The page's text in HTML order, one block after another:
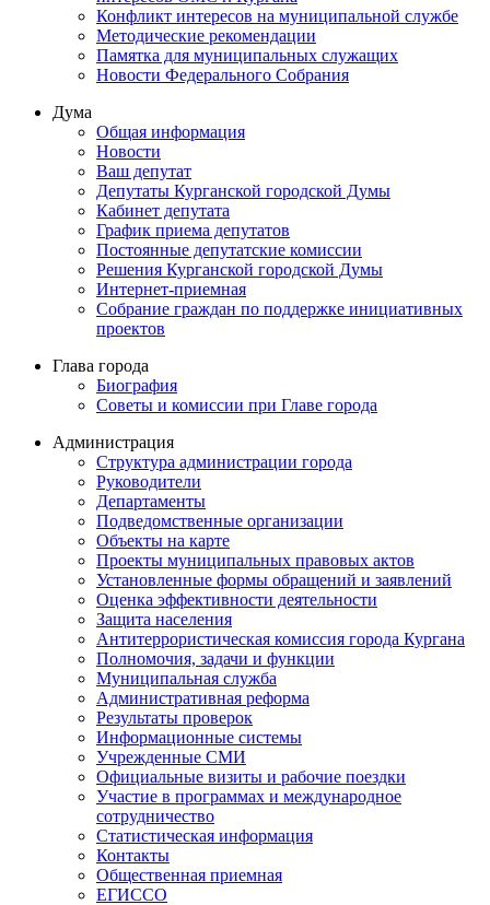
Конфликт интересов на муниципальной службе
Методические рекомендации
Памятка для муниципальных служащих
Новости Федерального Cобрания
Дума
Общая информация
Новости
Ваш депутат
Депутаты Курганской городской Думы
Кабинет депутата
График приема депутатов
Постоянные депутатские комиссии
Решения Курганской городской Думы
Интернет-приемная
Собрание граждан по поддержке инициативных
проектов
Глава города
Биография
Советы и комиссии при Главе города
Администрация
Структура администрации города
Руководители
Департаменты
Подведомственные организации
Объекты на карте
Проекты муниципальных правовых актов
Установленные формы обращений и заявлений
Оценка эффективности деятельности
Защита населения
Антитеррористическая комиссия города Кургана
Полномочия, задачи и функции
Муниципальная служба
Административная реформа
Результаты проверок
Информационные системы
Учрежденные СМИ
Официальные визиты и рабочие поездки
Участие в программах и международное
сотрудничество
Статистическая информация
Контакты
Общественная приемная
ЕГИССО